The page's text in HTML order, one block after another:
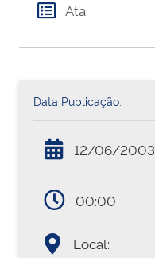
Ata
Data Publicação:
12/06/2003
00:00
Local: